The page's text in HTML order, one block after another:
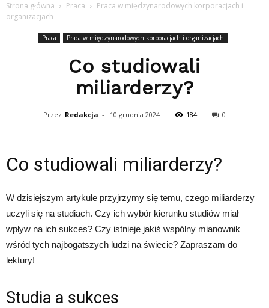
Strona główna Praca
Praca w międzynarodowych korporacjach i
organizacjach
Praca Praca w międzynarodowych korporacjach i organizacjach
Co studiowali
miliarderzy?
Przez Redakcja - 10 grudnia 2024 184 0
Co studiowali miliarderzy?
W dzisiejszym artykule przyjrzymy się temu, czego miliarderzy
uczyli się na studiach. Czy ich wybór kierunku studiów miał
wpływ na ich sukces? Czy istnieje jakiś wspólny mianownik
wśród tych najbogatszych ludzi na świecie? Zapraszam do
lektury!
Studia a sukces